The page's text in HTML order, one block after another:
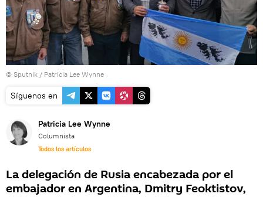
© Sputnik / Patricia Lee Wynne
Síguenos en
Patricia Lee Wynne
Columnista
Todos los artículos
La delegación de Rusia encabezada por el
embajador en Argentina, Dmitry Feoktistov,